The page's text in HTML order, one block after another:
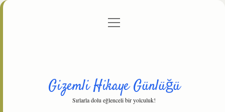
Gizlilik Politikası
menüyü
Gizemli Hikaye Günlüğü
Sırlarla dolu eğlenceli bir yolculuk!